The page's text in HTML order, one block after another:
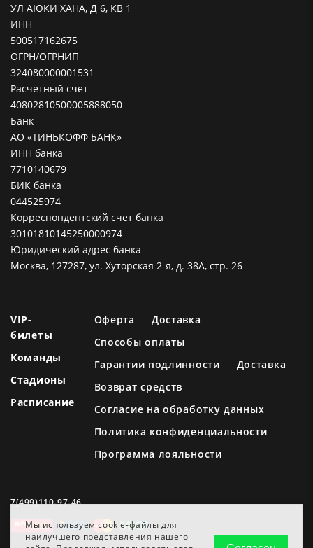
Мы используем cookie-файлы для
наилучшего представления нашего
УЛ АЮКИ ХАНА, Д 6, КВ 1
ИНН
500517162675
ОГРН/ОГРНИП
324080000001531
Расчетный счет
40802810500005888050
Банк
АО «ТИНЬКОФФ БАНК»
ИНН банка
7710140679
БИК банка
044525974
Корреспондентский счет банка
30101810145250000974
Юридический адрес банка
Москва, 127287, ул. Хуторская 2-я, д. 38А, стр. 26
VIP-
билеты
Команды
Стадионы
Расписание
Оферта
Доставка
Способы оплаты
Гарантии подлинности
Доставка
Возврат средств
Согласие на обработку данных
Политика конфиденциальности
Программа лояльности
7(499)110-97-46